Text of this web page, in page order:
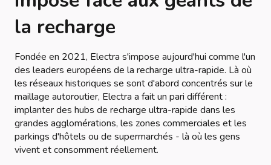
la recharge
Fondée en 2021, Electra s'impose aujourd'hui comme l'un
des leaders européens de la recharge ultra-rapide. Là où
les réseaux historiques se sont d'abord concentrés sur le
maillage autoroutier, Electra a fait un pari différent :
implanter des hubs de recharge ultra-rapide dans les
grandes agglomérations, les zones commerciales et les
parkings d'hôtels ou de supermarchés - là où les gens
vivent et consomment réellement.